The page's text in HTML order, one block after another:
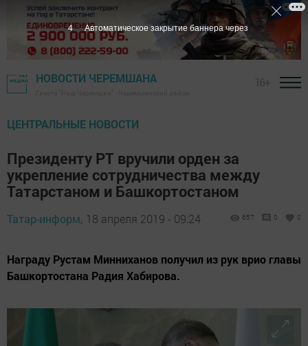
НОВОСТИ ЧЕРЕМШАНА
ЦЕНТРАЛЬНЫЕ НОВОСТИ
Президенту РТ вручили орден за
укрепление сотрудничества между
Татарстаном и Башкортостаном
Татар-информ, 18 апреля 2019 - 09:24 657 0 0
Награду Рустам Минниханов получил из рук врио главы
Башкортостана Радия Хабирова.
3 Автоматическое закрытие баннера через